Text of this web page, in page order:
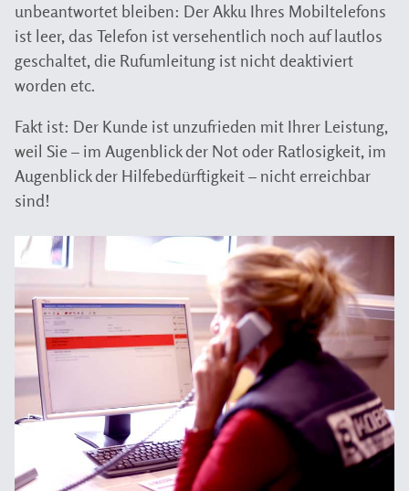
unbeantwortet bleiben: Der Akku Ihres Mobiltelefons
ist leer, das Telefon ist versehentlich noch auf lautlos
geschaltet, die Rufumleitung ist nicht deaktiviert
worden etc.
Fakt ist: Der Kunde ist unzufrieden mit Ihrer Leistung,
weil Sie – im Augenblick der Not oder Ratlosigkeit, im
Augenblick der Hilfebedürftigkeit – nicht erreichbar
sind!